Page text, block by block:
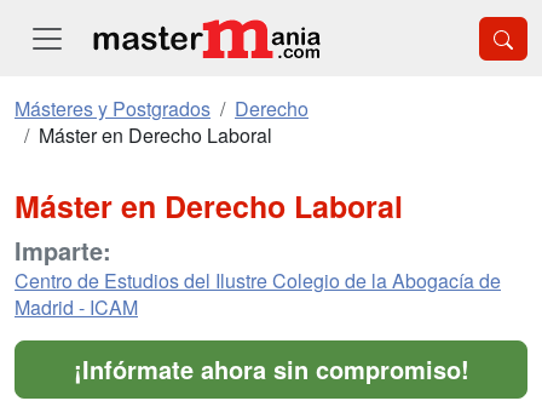
Másteres y Postgrados
Derecho
Máster en Derecho Laboral
Máster en Derecho Laboral
Imparte:
Centro de Estudios del Ilustre Colegio de la Abogacía de
Madrid - ICAM
¡Infórmate ahora sin compromiso!